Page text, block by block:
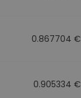
0.867704 €
0.905334 €